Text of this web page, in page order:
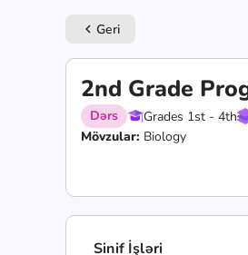
keyboard_arrow_left Geri
2nd Grade
Dərs Grades 1st - 4th
Mövzular: Biology
Sinif İşləri